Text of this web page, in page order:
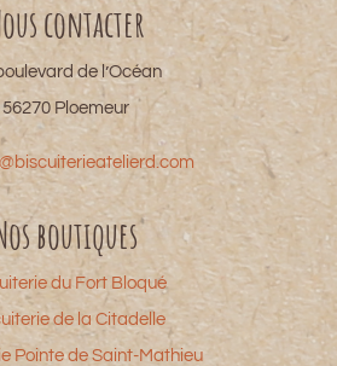
contacter
de l’Océan
56270 Ploemeur
boutiques
du Fort Bloqué
de la Citadelle
Pointe de Saint-Mathieu